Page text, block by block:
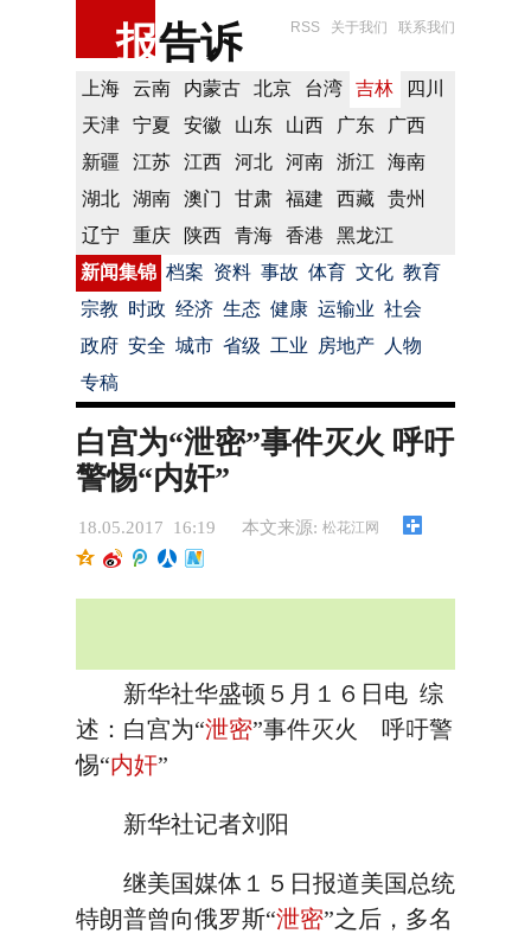
报告诉 RSS 关于我们 联系我们
上海 云南 内蒙古 北京 台湾 吉林
四川
天津
宁夏 安徽 山东 山西 广东
广西
新疆
江苏 江西 河北 河南 浙江
海南
湖北
湖南 澳门 甘肃 福建 西藏
贵州
辽宁
重庆 陕西 青海 香港
黑龙江
新闻集锦 档案 资料 事故 体育 文化 教育
宗教 时政 经济 生态 健康 运输业 社会
政府 安全 城市 省级 工业 房地产
人物
专稿
白宫为“泄密”事件灭火 呼吁
警惕“内奸”
18.05.2017 16:19 本文来源: 松花江网
新华社华盛顿５月１６日电 综
述：白宫为“泄密”事件灭火 呼吁警
惕“内奸”
新华社记者刘阳
继美国媒体１５日报道美国总统
特朗普曾向俄罗斯“泄密”之后，多名